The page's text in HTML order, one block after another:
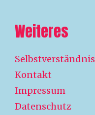
Weiteres
Selbstverständnis
Kontakt
Impressum
Datenschutz